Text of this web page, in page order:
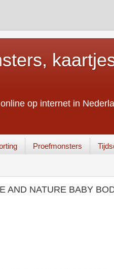
op internet in
Proefmonsters
AND NATURE BABY